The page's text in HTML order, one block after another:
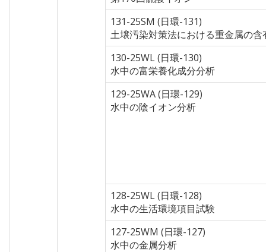
131-25SM (日環-131)
土壌汚染対策法における重金属の含
130-25WL (日環-130)
水中の富栄養化成分分析
129-25WA (日環-129)
水中の陰イオン分析
128-25WL (日環-128)
水中の生活環境項目試験
127-25WM (日環-127)
水中の金属分析